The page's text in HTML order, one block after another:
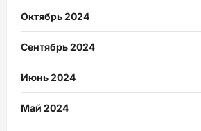
Октябрь 2024
Сентябрь 2024
Июнь 2024
Май 2024